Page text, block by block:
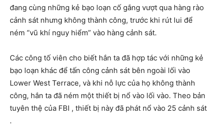
đang cùng những kẻ bạo loạn cố gắng vượt qua hàng rào
cảnh sát nhưng không thành công, trước khi rút lui để
ném “vũ khí nguy hiểm” vào hàng cảnh sát.
Các công tố viên cho biết hắn ta đã hợp tác với những kẻ
bạo loạn khác để tấn công cảnh sát bên ngoài lối vào
Lower West Terrace, và khi nỗ lực của họ không thành
công, hắn ta đã ném một thiết bị nổ vào lối vào. Theo bản
tuyên thệ của FBI , thiết bị này đã phát nổ vào 25 cảnh sát
.